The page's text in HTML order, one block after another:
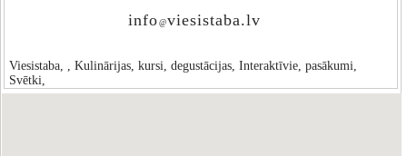
info @viesistaba.lv
Viesistaba, , Kulinārijas, kursi, degustācijas, Interaktīvie, pasākumi,
Svētki,